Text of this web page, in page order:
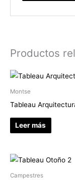
Productos
Montse
Tableau
Leer más
Campestres